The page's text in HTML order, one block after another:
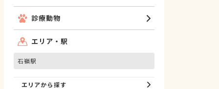
診療動物
エリア・駅
石嶺駅
エリアから探す